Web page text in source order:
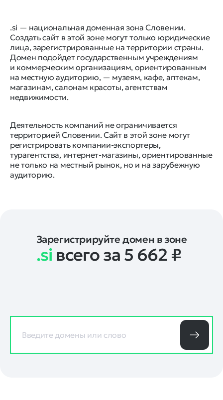
.si — национальная доменная зона Словении.
Создать сайт в этой зоне могут только юридические
лица, зарегистрированные на территории страны.
Домен подойдет государственным учреждениям
и коммерческим организациям, ориентированным
на местную аудиторию, — музеям, кафе, аптекам,
магазинам, салонам красоты, агентствам
недвижимости.
Деятельность компаний не ограничивается
территорией Словении. Сайт в этой зоне могут
регистрировать компании-экспортеры,
турагентства, интернет-магазины, ориентированные
не только на местный рынок, но и на зарубежную
аудиторию.
Зарегистрируйте домен в зоне
.siвсего за 5 662 ₽